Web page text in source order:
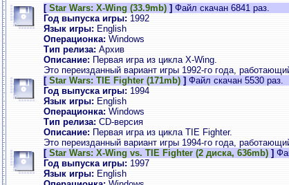
[ Star Wars: X-Wing (33.9mb) ] Файл скачан 6841 раз.
Год выпуска игры: 1992
Язык игры: English
Операционка: Windows
Тип релиза: Архив
Описание: Первая игра из цикла X-Wing.
Это переизданный вариант игры 1992-го года,
[ Star Wars: TIE Fighter (171mb) ] Файл скачан 5530 раз.
Год выпуска игры: 1994
Язык игры: English
Операционка: Windows
Тип релиза: CD-версия
Описание: Первая игра из цикла TIE Fighter.
Это переизданный вариант игры 1994-го года,
[ Star Wars: X-Wing vs. TIE Fighter (2 диска, 636mb) ]
Год выпуска игры: 1997
Язык игры: English